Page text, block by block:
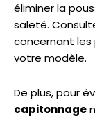
éliminer la
saleté.
concernant
votre modèle.
De plus, pour
capitonnage